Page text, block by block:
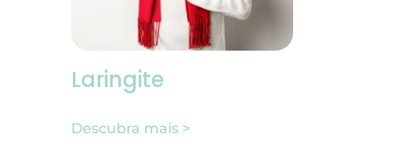
Laringite
Descubra mais >